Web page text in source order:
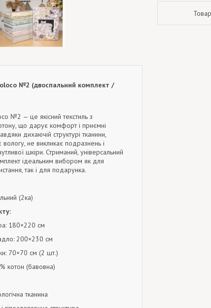
№2 (двоспальний комплект /
№2 — це якісний текстиль з
що дарує комфорт і приємні
дихаючій структурі тканини,
не викликає подразнень і
шкіри. Стриманий, універсальний
ідеальним вибором як для
так і для подарунка.
(2ка)
180×220 см
200×230 см
70×70 см (2 шт.)
котон (бавовна)
тканина